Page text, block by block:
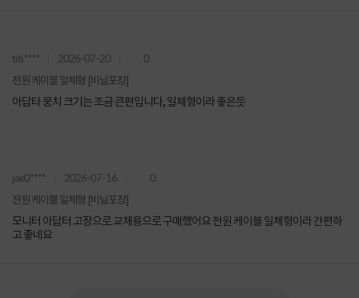
titi**** 2026-07-20 0
전원 케이블 일체형 [비닐포장]
아답타 뭉치 크기는 조금 큰편입니다, 일체형이라 좋은듯
jae0**** 2026-07-16 0
전원 케이블 일체형 [비닐포장]
모니터 아답터 고장으로 교체용으로 구매했어요 전원 케이블 일체형이라 간편하
고 좋네요